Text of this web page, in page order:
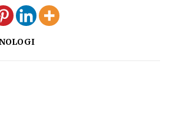
Kebakaran Gedung